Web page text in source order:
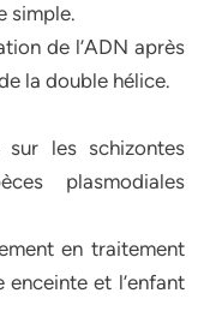
simple.
de l’ADN après
la double hélice.
les schizontes
plasmodiales
en traitement
et l’enfant